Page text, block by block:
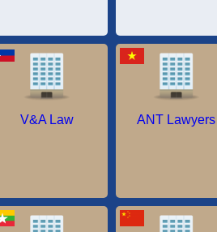
V&A Law ANT Lawyers